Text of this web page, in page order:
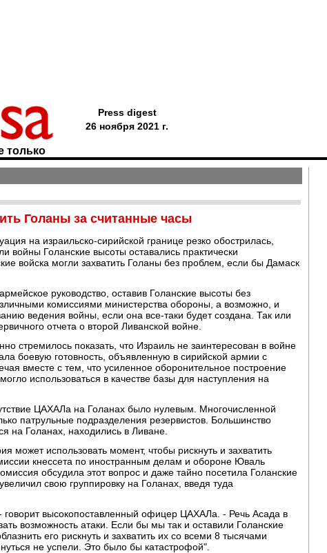
только
Press digest
26 ноября 2021 г.
Голаны за считанные часы
на израильско-сирийской границе резко обострилась,
войны Голанские высоты оставались практически
войска могли захватить Голаны без проблем, если бы Дамаск
руководство, оставив Голанские высоты без
комиссиями министерства обороны, а возможно, и
ведения войны, если она все-таки будет создана. Так или
отчета о второй Ливанской войне.
стремилось показать, что Израиль не заинтересован в войне
боевую готовность, объявленную в сирийской армии с
вместе с тем, что усиленное оборонительное построение
использоваться в качестве базы для наступления на
ЦАХАЛа на Голанах было нулевым. Многочисленной
патрульные подразделения резервистов. Большинство
на Голанах, находились в Ливане.
может использовать момент, чтобы рискнуть и захватить
кнессета по иностранным делам и обороне Юваль
обсудила этот вопрос и даже тайно посетила Голанские
свою группировку на Голанах, введя туда
высокопоставленный офицер ЦАХАЛа. - Речь Асада в
возможность атаки. Если бы мы так и оставили Голанские
его рискнуть и захватить их со всеми 8 тысячами
не успели. Это было бы катастрофой".